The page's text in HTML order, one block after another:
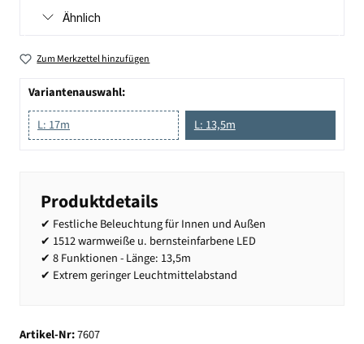
Ähnlich
Zum Merkzettel hinzufügen
Variantenauswahl:
L: 17m
L: 13,5m
Produktdetails
✔ Festliche Beleuchtung für Innen und Außen
✔ 1512 warmweiße u. bernsteinfarbene LED
✔ 8 Funktionen - Länge: 13,5m
✔ Extrem geringer Leuchtmittelabstand
Artikel-Nr:7607